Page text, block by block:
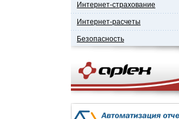
Интернет-страхование
Интернет-расчеты
Безопасность